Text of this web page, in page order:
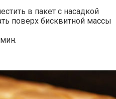
в пакет с насадкой
поверх бисквитной массы